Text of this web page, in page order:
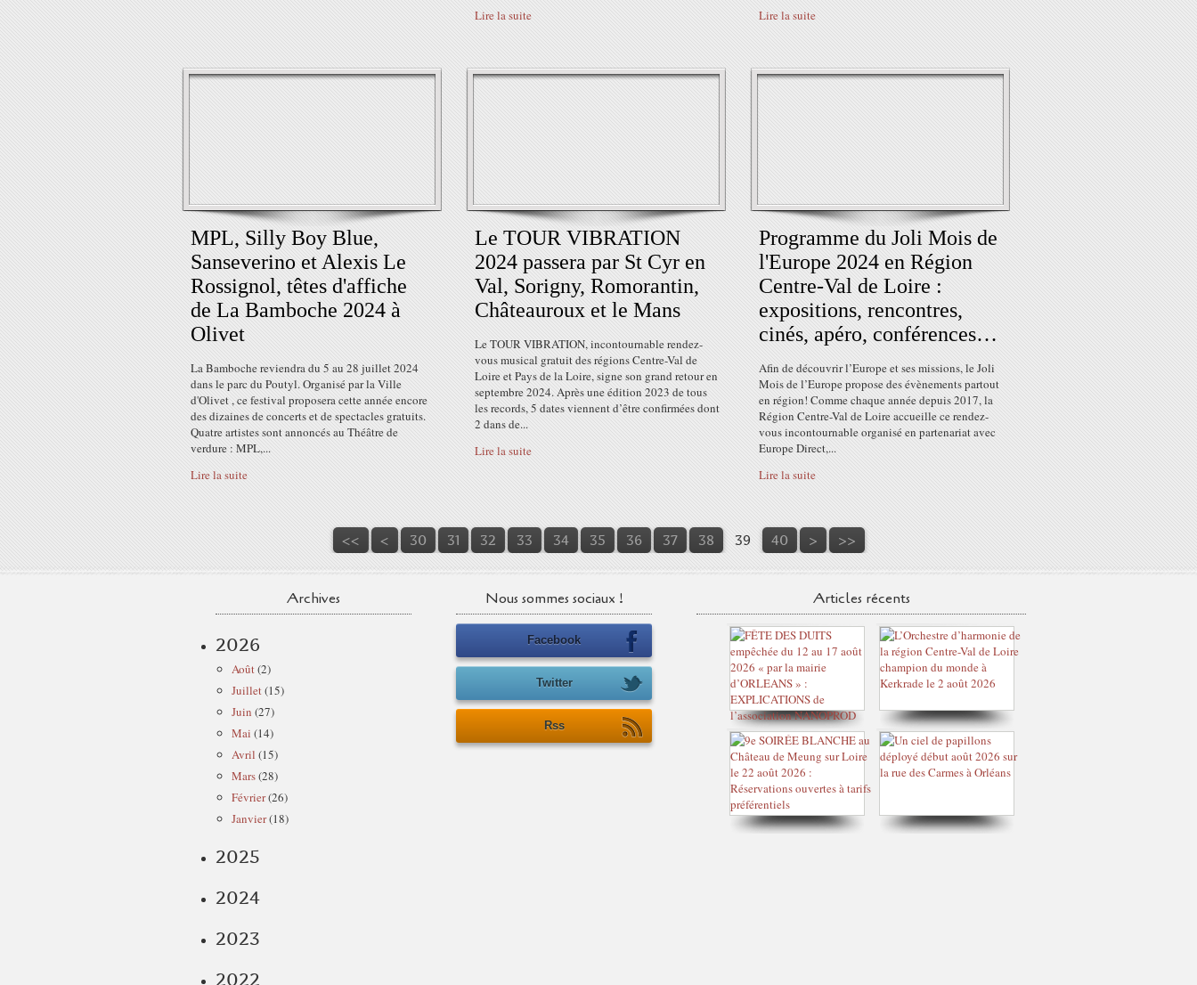
Lire la suite
Lire la suite
MPL, Silly Boy Blue,
Sanseverino et Alexis Le
Rossignol, têtes d'affiche
de La Bamboche 2024 à
Olivet
La Bamboche reviendra du 5 au 28 juillet 2024
dans le parc du Poutyl. Organisé par la Ville
d'Olivet , ce festival proposera cette année encore
des dizaines de concerts et de spectacles gratuits.
Quatre artistes sont annoncés au Théâtre de
verdure : MPL,...
Lire la suite
Le TOUR VIBRATION
2024 passera par St Cyr en
Val, Sorigny, Romorantin,
Châteauroux et le Mans
Le TOUR VIBRATION, incontournable rendez-
vous musical gratuit des régions Centre-Val de
Loire et Pays de la Loire, signe son grand retour en
septembre 2024. Après une édition 2023 de tous
les records, 5 dates viennent d’être confirmées dont
2 dans de...
Lire la suite
Programme du Joli Mois de
l'Europe 2024 en Région
Centre-Val de Loire :
expositions, rencontres,
cinés, apéro, conférences…
Afin de découvrir l’Europe et ses missions, le Joli
Mois de l’Europe propose des évènements partout
en région! Comme chaque année depuis 2017, la
Région Centre-Val de Loire accueille ce rendez-
vous incontournable organisé en partenariat avec
Europe Direct,...
Lire la suite
<< < 10
20
30 31 32 33 34 35 36 37 38 39 40 50
60
70
80
90
100
200
300
400
500
600
700
800
> >>
Archives
2026
Août(2)
Juillet(15)
Juin (27)
Mai (14)
Avril (15)
Mars(28)
Février(26)
Janvier(18)
2025
2024
2023
2022
Nous sommes sociaux !
Facebook
Twitter
Rss
Articles récents